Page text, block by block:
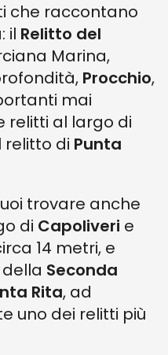
che raccontano
il Relitto del
Marina,
Procchio,
mai
relitti al largo di
relitto di Punta
trovare anche
di Capoliveri e
14 metri, e
Seconda
Rita, ad
uno dei relitti più